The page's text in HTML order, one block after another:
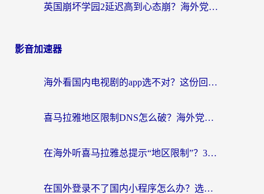
英国崩坏学园2延迟高到心态崩？海外党国服游戏加速终极指南
影音加速器
海外看国内电视剧的app选不对？这份回国加速器避坑指南帮你流畅追剧
喜马拉雅地区限制DNS怎么破？海外党听国内音乐听书的终极解决方案
在海外听喜马拉雅总提示“地区限制”？3步轻松解除+听国内音乐全攻略
在国外登录不了国内小程序怎么办？选对回国加速器，轻松解锁国内资源